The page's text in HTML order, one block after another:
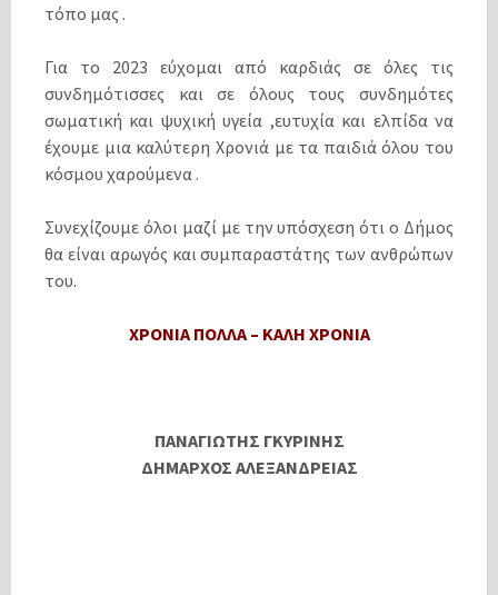
τόπο μας .
Για το 2023 εύχομαι από καρδιάς σε όλες τις
συνδημότισσες και σε όλους τους συνδημότες
σωματική και ψυχική υγεία ,ευτυχία και ελπίδα να
έχουμε μια καλύτερη Χρονιά με τα παιδιά όλου του
κόσμου χαρούμενα .
Συνεχίζουμε όλοι μαζί με την υπόσχεση ότι ο Δήμος
θα είναι αρωγός και συμπαραστάτης των ανθρώπων
του.
ΧΡΟΝΙΑ ΠΟΛΛΑ – ΚΑΛΗ ΧΡΟΝΙΑ
ΠΑΝΑΓΙΩΤΗΣ ΓΚΥΡΙΝΗΣ
ΔΗΜΑΡΧΟΣ ΑΛΕΞΑΝΔΡΕΙΑΣ